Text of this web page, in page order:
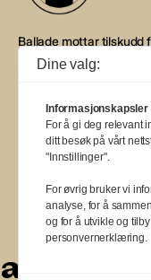
Ballade mottar tilskudd
støtte fra eierne
Musikkforleggerne.
BALLADE —
a
a
Dine valg:
For å gi deg relevant
ditt besøk på vårt
"Innstillinger".
For øvrig bruker vi
analyse, for å
og for å utvikle og
personvernerklæring.